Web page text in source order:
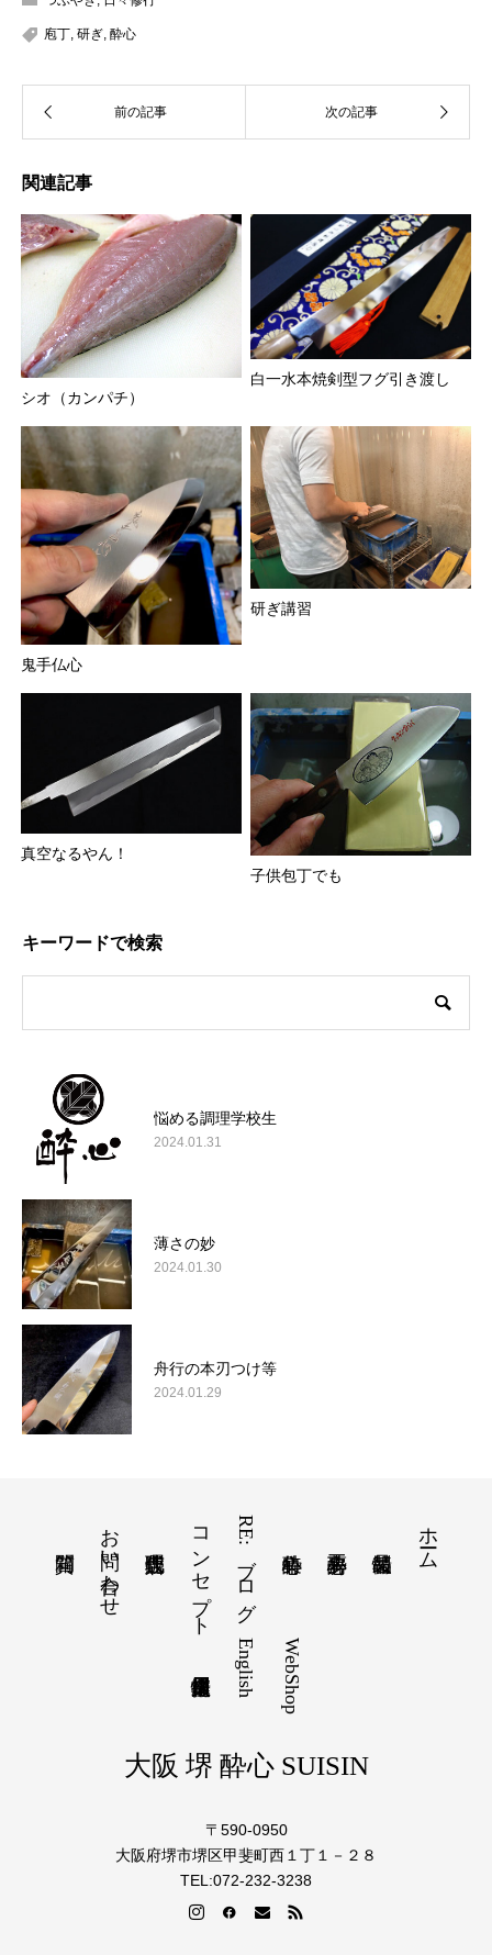
庖丁, 研ぎ, 酔心
関連記事
シオ（カンパチ）
白一水本焼剣型フグ引き渡し
鬼手仏心
研ぎ講習
真空なるやん！
子供包丁でも
キーワードで検索
悩める調理学校生
2024.01.31
薄さの妙
2024.01.30
舟行の本刃つけ等
2024.01.29
ホーム
RE:ブログ
コンセプト
お問い合わせ
WebShop
English
大阪 堺 酔心 SUISIN
〒590-0950
大阪府堺市堺区甲斐町西１丁１－２８
TEL:072-232-3238